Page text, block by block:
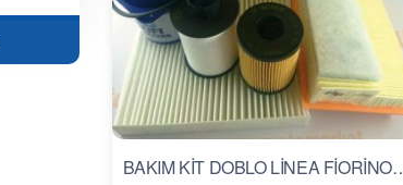
BAKIM KİT DOBLO